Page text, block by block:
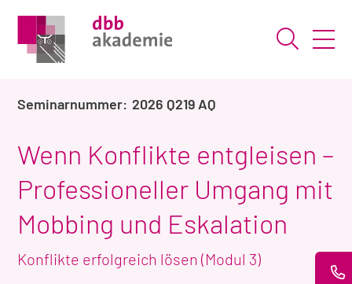
Suche
2026 Q219 AQ
Wenn Konflikte entgleisen –
Professioneller Umgang mit
Mobbing und Eskalation
Konflikte erfolgreich lösen (Modul 3)